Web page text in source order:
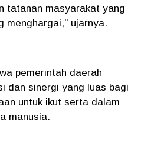
tatanan masyarakat yang
menghargai,” ujarnya.
pemerintah daerah
dan sinergi yang luas bagi
untuk ikut serta dalam
manusia.